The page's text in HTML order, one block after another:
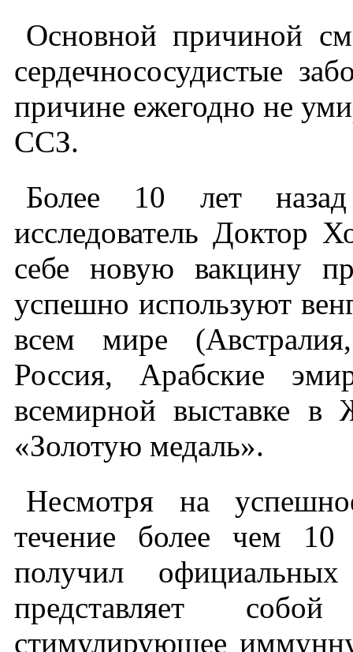
Основной причиной
сердечнососудистые
причине ежегодно не
ССЗ.
Более 10 лет
исследователь Доктор
себе новую вакцину
успешно используют
всем мире
Россия, Арабские
всемирной выставке в
«Золотую медаль».
Несмотря на
течение более чем
получил
представляет
стимулирующее